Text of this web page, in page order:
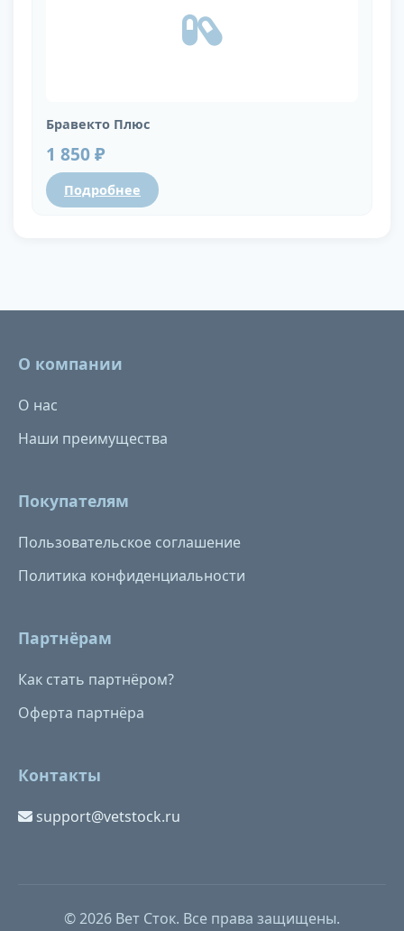
Бравекто Плюс
1 850 ₽
Подробнее
О компании
О нас
Наши преимущества
Покупателям
Пользовательское соглашение
Политика конфиденциальности
Партнёрам
Как стать партнёром?
Оферта партнёра
Контакты
support@vetstock.ru
© 2026 Вет Сток. Все права защищены.